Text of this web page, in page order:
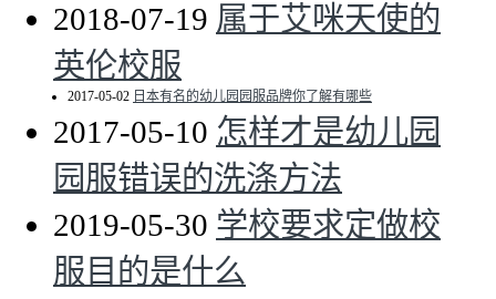
2018-07-19 属于艾咪天使的
英伦校服
2017-05-02 日本有名的幼儿园园服品牌你了解有哪些
2017-05-10 怎样才是幼儿园
园服错误的洗涤方法
2019-05-30 学校要求定做校
服目的是什么